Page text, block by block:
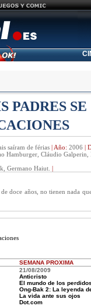
PADRES SE
saíram de férias| Año: 2006 |
Hamburger, Cláudio
Germano Haiut. |
doce años, no tienen nada
SEMANA PROXIMA
21/08/2009
Anticristo
El mundo de los
Ong-Bak 2: La leyenda
La vida ante sus ojos
Dot.com